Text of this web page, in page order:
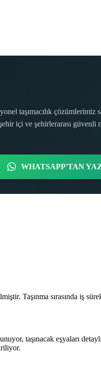
taşımacılık çözümlerimiz
içi ve şehirlerarası
WHATSAPP'TAN
Taşınma sırasında iş
taşınacak eşyaları